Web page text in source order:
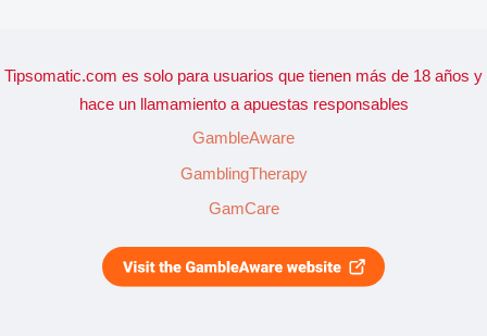
Tipsomatic.com es solo para usuarios que tienen más de 18 años y
hace un llamamiento a apuestas responsables
GambleAware
GamblingTherapy
GamCare